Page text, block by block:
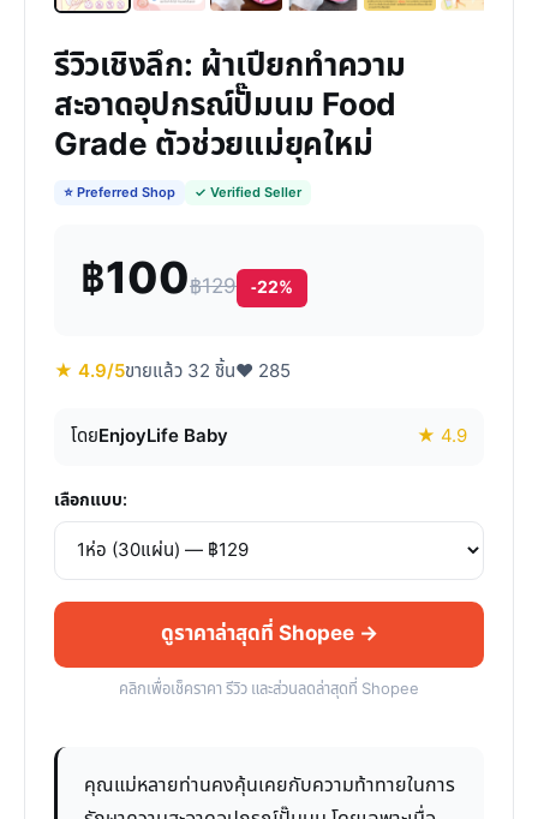
รีวิวเชิงลึก: ผ้าเปียกทำความ
สะอาดอุปกรณ์ปั๊มนม Food
Grade ตัวช่วยแม่ยุคใหม่
⭐ Preferred Shop ✓ Verified Seller
฿100฿129 -22%
★ 4.9/5ขายแล้ว 32 ชิ้น♥ 285
โดยEnjoyLife Baby ★ 4.9
เลือกแบบ:
ดูราคาล่าสุดที่ Shopee →
คลิกเพื่อเช็คราคา รีวิว และส่วนลดล่าสุดที่ Shopee
คุณแม่หลายท่านคงคุ้นเคยกับความท้าทายในการ